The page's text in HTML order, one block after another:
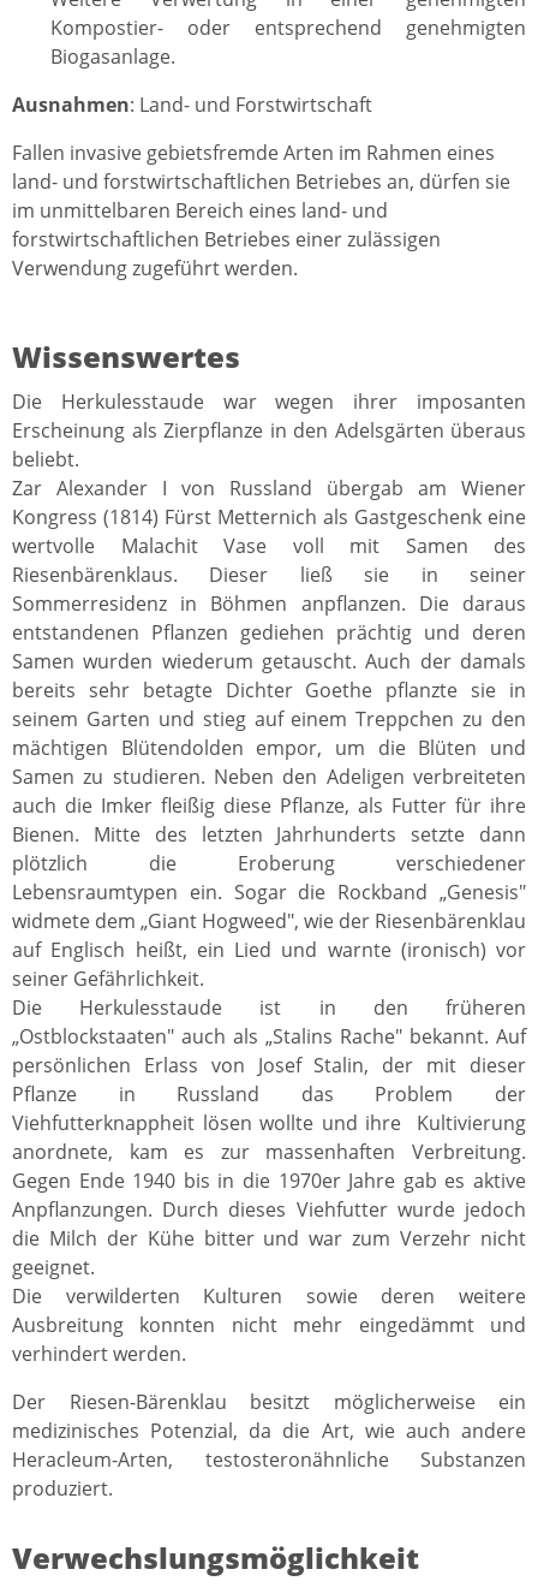
Kompostier- oder entsprechend genehmigten
Biogasanlage.
Ausnahmen: Land- und Forstwirtschaft
Fallen invasive gebietsfremde Arten im Rahmen eines
land- und forstwirtschaftlichen Betriebes an, dürfen sie
im unmittelbaren Bereich eines land- und
forstwirtschaftlichen Betriebes einer zulässigen
Verwendung zugeführt werden.
Wissenswertes
Die Herkulesstaude war wegen ihrer imposanten
Erscheinung als Zierpflanze in den Adelsgärten überaus
beliebt.
Zar Alexander I von Russland übergab am Wiener
Kongress (1814) Fürst Metternich als Gastgeschenk eine
wertvolle Malachit Vase voll mit Samen des
Riesenbärenklaus. Dieser ließ sie in seiner
Sommerresidenz in Böhmen anpflanzen. Die daraus
entstandenen Pflanzen gediehen prächtig und deren
Samen wurden wiederum getauscht. Auch der damals
bereits sehr betagte Dichter Goethe pflanzte sie in
seinem Garten und stieg auf einem Treppchen zu den
mächtigen Blütendolden empor, um die Blüten und
Samen zu studieren. Neben den Adeligen verbreiteten
auch die Imker fleißig diese Pflanze, als Futter für ihre
Bienen. Mitte des letzten Jahrhunderts setzte dann
plötzlich die Eroberung verschiedener
Lebensraumtypen ein. Sogar die Rockband „Genesis"
widmete dem „Giant Hogweed", wie der Riesenbärenklau
auf Englisch heißt, ein Lied und warnte (ironisch) vor
seiner Gefährlichkeit.
Die Herkulesstaude ist in den früheren
„Ostblockstaaten" auch als „Stalins Rache" bekannt. Auf
persönlichen Erlass von Josef Stalin, der mit dieser
Pflanze in Russland das Problem der
Viehfutterknappheit lösen wollte und ihre Kultivierung
anordnete, kam es zur massenhaften Verbreitung.
Gegen Ende 1940 bis in die 1970er Jahre gab es aktive
Anpflanzungen. Durch dieses Viehfutter wurde jedoch
die Milch der Kühe bitter und war zum Verzehr nicht
geeignet.
Die verwilderten Kulturen sowie deren weitere
Ausbreitung konnten nicht mehr eingedämmt und
verhindert werden.
Der Riesen-Bärenklau besitzt möglicherweise ein
medizinisches Potenzial, da die Art, wie auch andere
Heracleum-Arten, testosteronähnliche Substanzen
produziert.
Verwechslungsmöglichkeit